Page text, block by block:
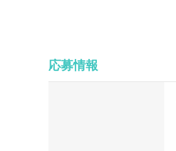
応募情報